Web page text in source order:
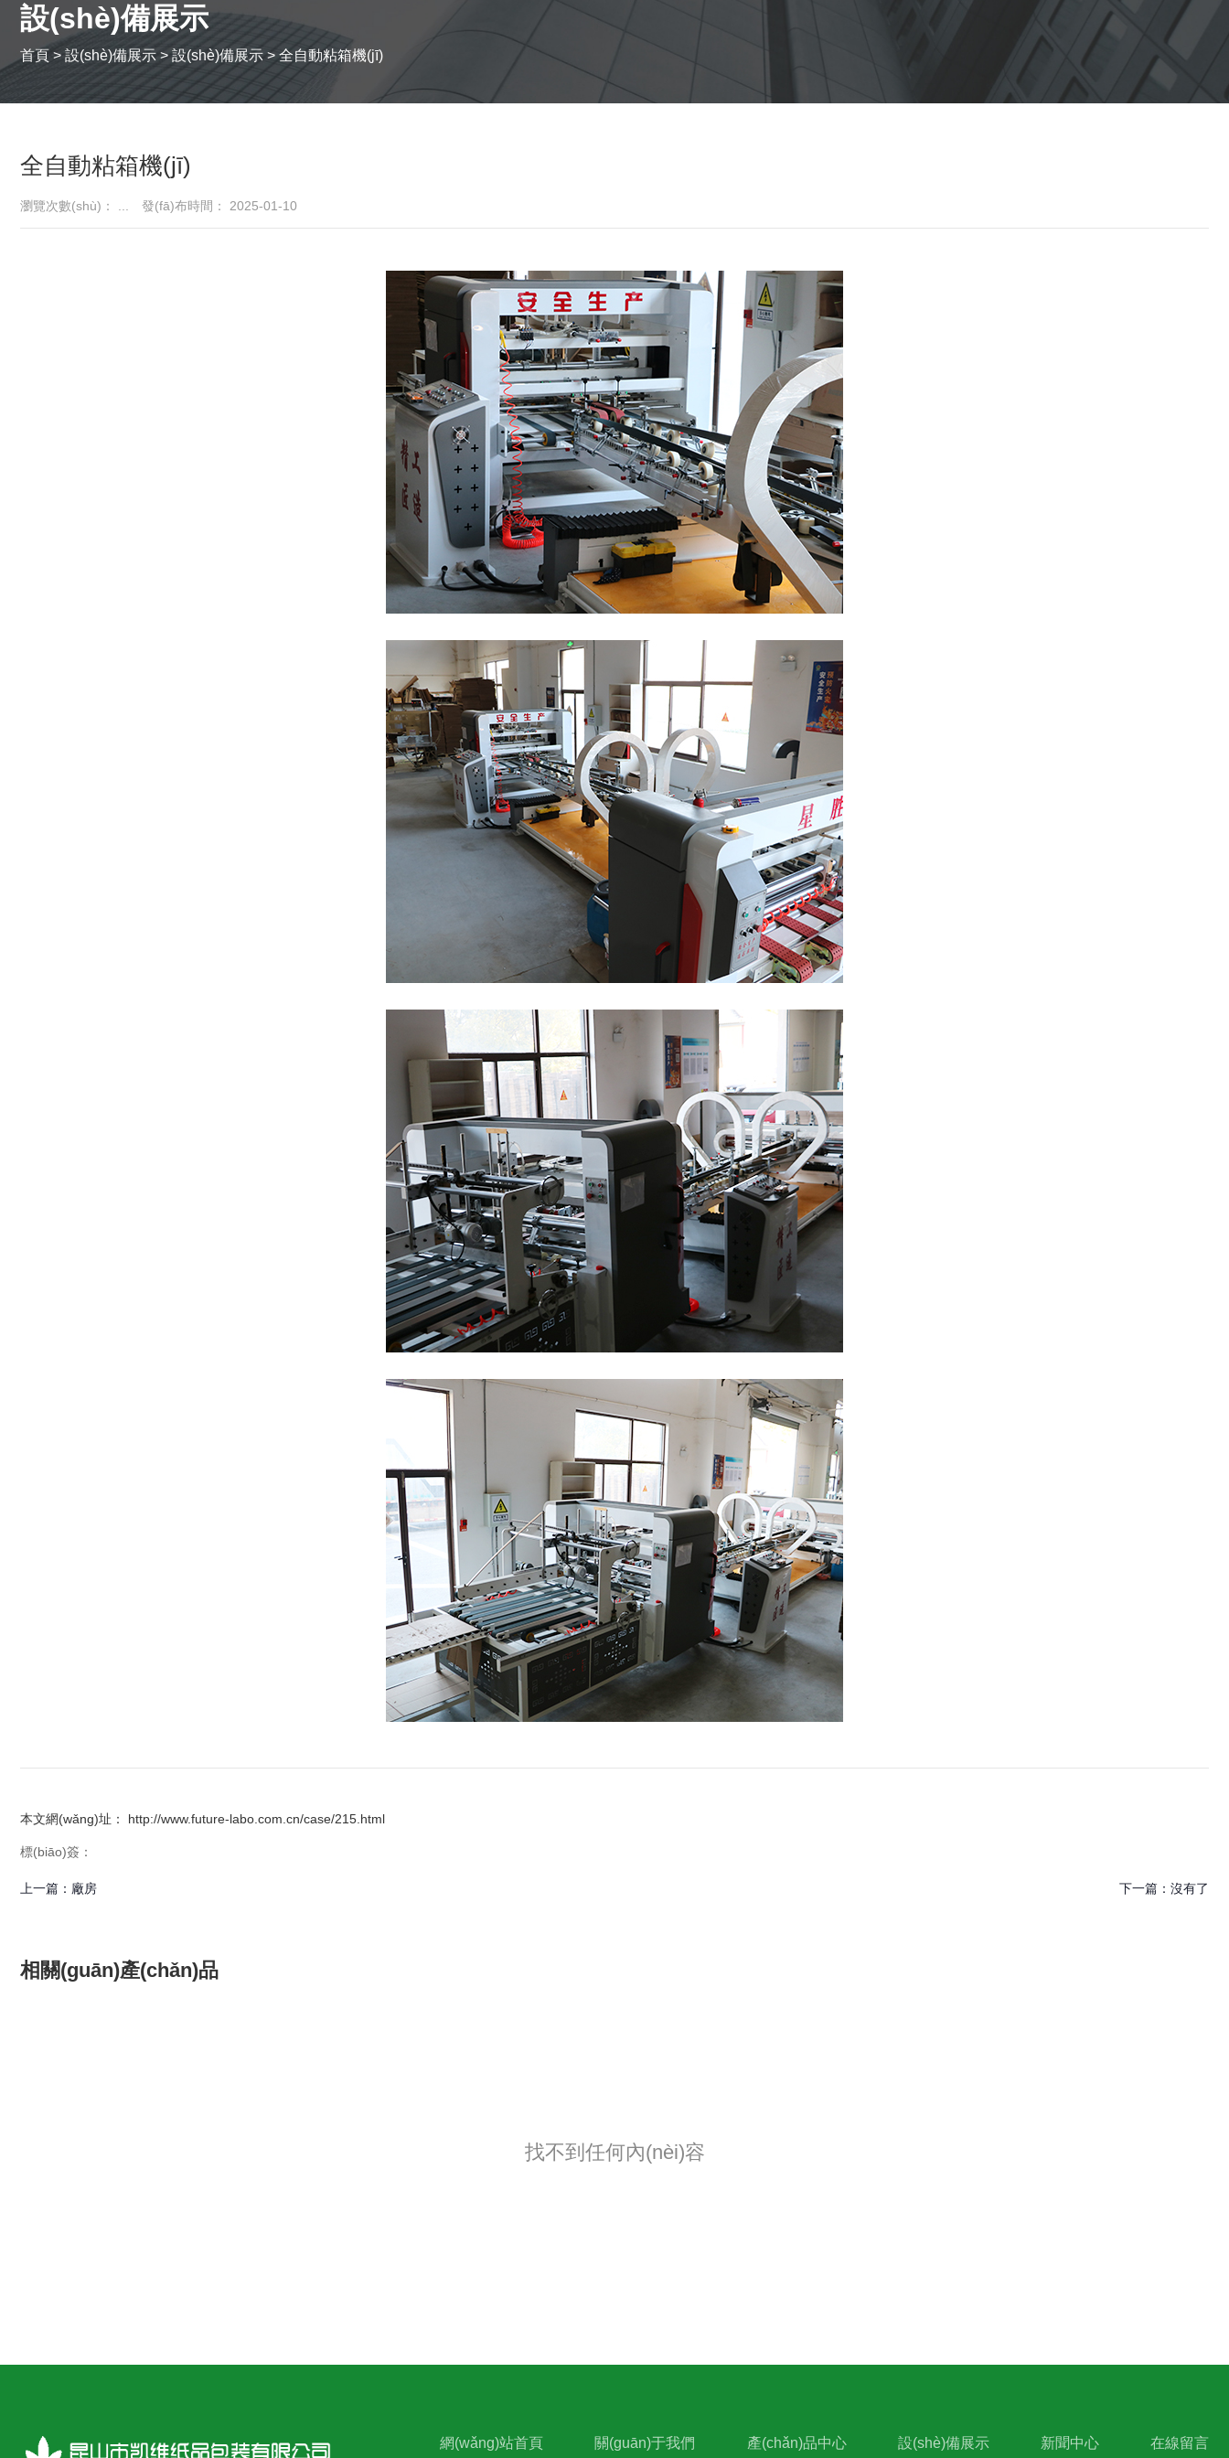
設(shè)備展示
首頁 > 設(shè)備展示 > 設(shè)備展示 > 全自動粘箱機(jī)
全自動粘箱機(jī)
瀏覽次數(shù)： 發(fā)布時間： 2025-01-10
本文網(wǎng)址： http://www.future-labo.com.cn/case/215.html
標(biāo)簽：
上一篇： 廠房 下一篇： 沒有了
相關(guān)產(chǎn)品
找不到任何內(nèi)容
網(wǎng)站首頁 關(guān)于我們 產(chǎn)品中心 設(shè)備展示 新聞中心 在線留言